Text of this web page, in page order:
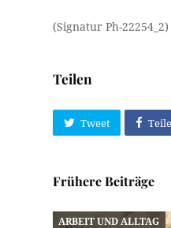
(Signatur Ph-22254_2)
Teilen
Tweet
Frühere Beiträge
ARBEIT UND ALLTAG